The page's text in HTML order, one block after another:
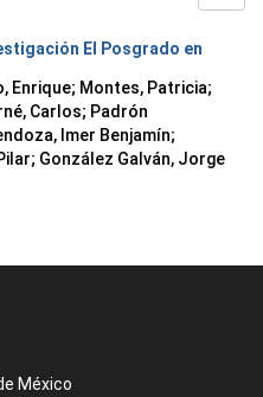
El Posgrado en
Enrique; Montes, Patricia;
Carlos; Padrón
Imer Benjamín;
; González Galván, Jorge
México